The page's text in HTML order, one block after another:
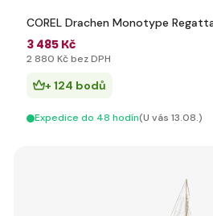
COREL Drachen Monotype
3 485 Kč
2 880 Kč bez DPH
+ 124 bodů
Expedice do 48 hodín(U vás 13.08.)